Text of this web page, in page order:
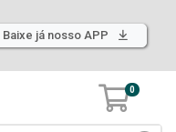
Baixe já nosso APP
0